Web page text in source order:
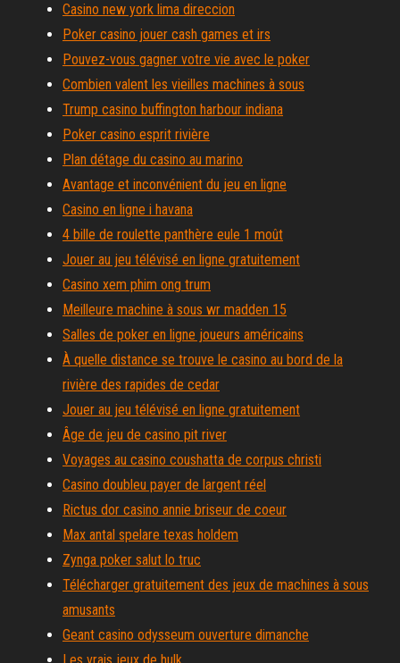
Casino new york lima direccion
Poker casino jouer cash games et irs
Pouvez-vous gagner votre vie avec le poker
Combien valent les vieilles machines à sous
Trump casino buffington harbour indiana
Poker casino esprit rivière
Plan détage du casino au marino
Avantage et inconvénient du jeu en ligne
Casino en ligne i havana
4 bille de roulette panthère eule 1 moût
Jouer au jeu télévisé en ligne gratuitement
Casino xem phim ong trum
Meilleure machine à sous wr madden 15
Salles de poker en ligne joueurs américains
À quelle distance se trouve le casino au bord de la
rivière des rapides de cedar
Jouer au jeu télévisé en ligne gratuitement
Âge de jeu de casino pit river
Voyages au casino coushatta de corpus christi
Casino doubleu payer de largent réel
Rictus dor casino annie briseur de coeur
Max antal spelare texas holdem
Zynga poker salut lo truc
Télécharger gratuitement des jeux de machines à sous
amusants
Geant casino odysseum ouverture dimanche